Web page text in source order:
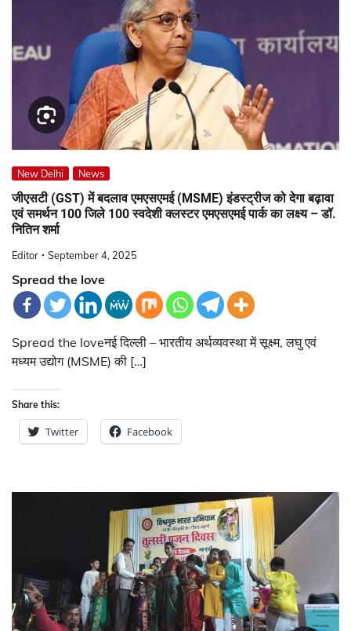
New Delhi News
जीएसटी (GST) में बदलाव एमएसएमई (MSME) इंडस्ट्रीज को देगा बढ़ावा
एवं समर्थन 100 जिले 100 स्वदेशी क्लस्टर एमएसएमई पार्क का लक्ष्य – डॉ.
नितिन शर्मा
Editor September 4, 2025
Spread the love
Spread the loveनई दिल्ली – भारतीय अर्थव्यवस्था में सूक्ष्म, लघु एवं
मध्यम उद्योग (MSME) की […]
Share this:
Twitter Facebook